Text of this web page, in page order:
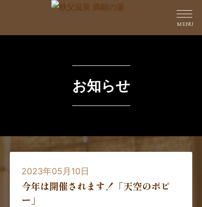
MENU
お知らせ
2023年05月10日
今年は開催されます！「天空のポピ
ー」